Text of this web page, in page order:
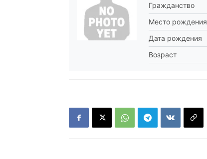
Гражданство
Место рождения
Дата рождения
Возраст